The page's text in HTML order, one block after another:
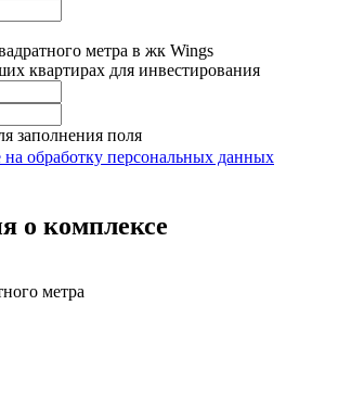
метра в жк Wings
квартирах для инвестирования
заполнения поля
на обработку персональных данных
о комплексе
метра